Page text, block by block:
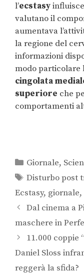
l’ecstasy
valutano il
aumentava
la regione del
informazioni
modo particolare
cingolata
superiore che
comportamenti
Giornale,
Disturbo post
Ecstasy, giornale,
Dal cinema a
maschere in
11.000 coppie
Daniel Sloss
reggerà la sfida?